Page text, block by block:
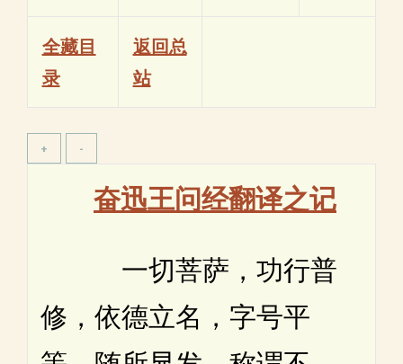
全藏目
录
返回总
站
奋迅王问经翻译之记
一切菩萨，功行普
修，依德立名，字号平